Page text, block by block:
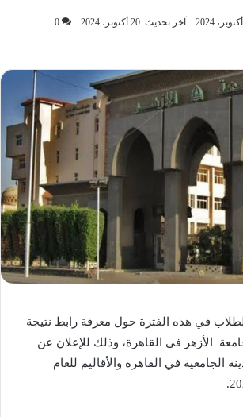
آخر تحديث: 20 أكتوبر، 2024 0
في هذه الفترة حول معرفة رابط نتيجة
الأزهر في القاهرة، وذلك للإعلان عن
الجامعية في القاهرة والأقاليم للعام